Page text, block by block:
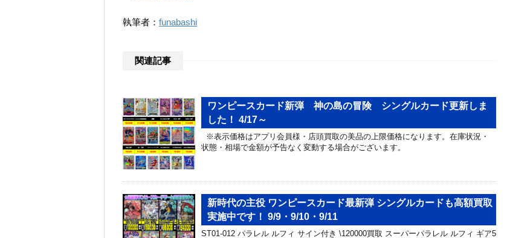
執筆者： funabashi
関連記事
ワンピースカード新弾 神の島の冒険 シングルカード更新しま
した！ 4/17～
※表示価格はアプリ会員様・店頭買取の美品の上限価格になります。在庫状況・
状態・相場で金額が予告なく変動する場合がございます。
新時代の主役 ワンピースカード最新弾 シングルカードも高額買取
実施中です！ 9/9・9/10・9/11
ST01-012 パラレル ルフィ サイン付き \120000買取 スーパーパラレル ルフィ ギア5